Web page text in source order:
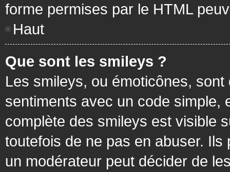
forme permises par le HTML
Haut
Que sont les smileys ?
Les smileys, ou émoticônes,
sentiments avec un code simple,
complète des smileys est visible
toutefois de ne pas en abuser.
un modérateur peut décider de